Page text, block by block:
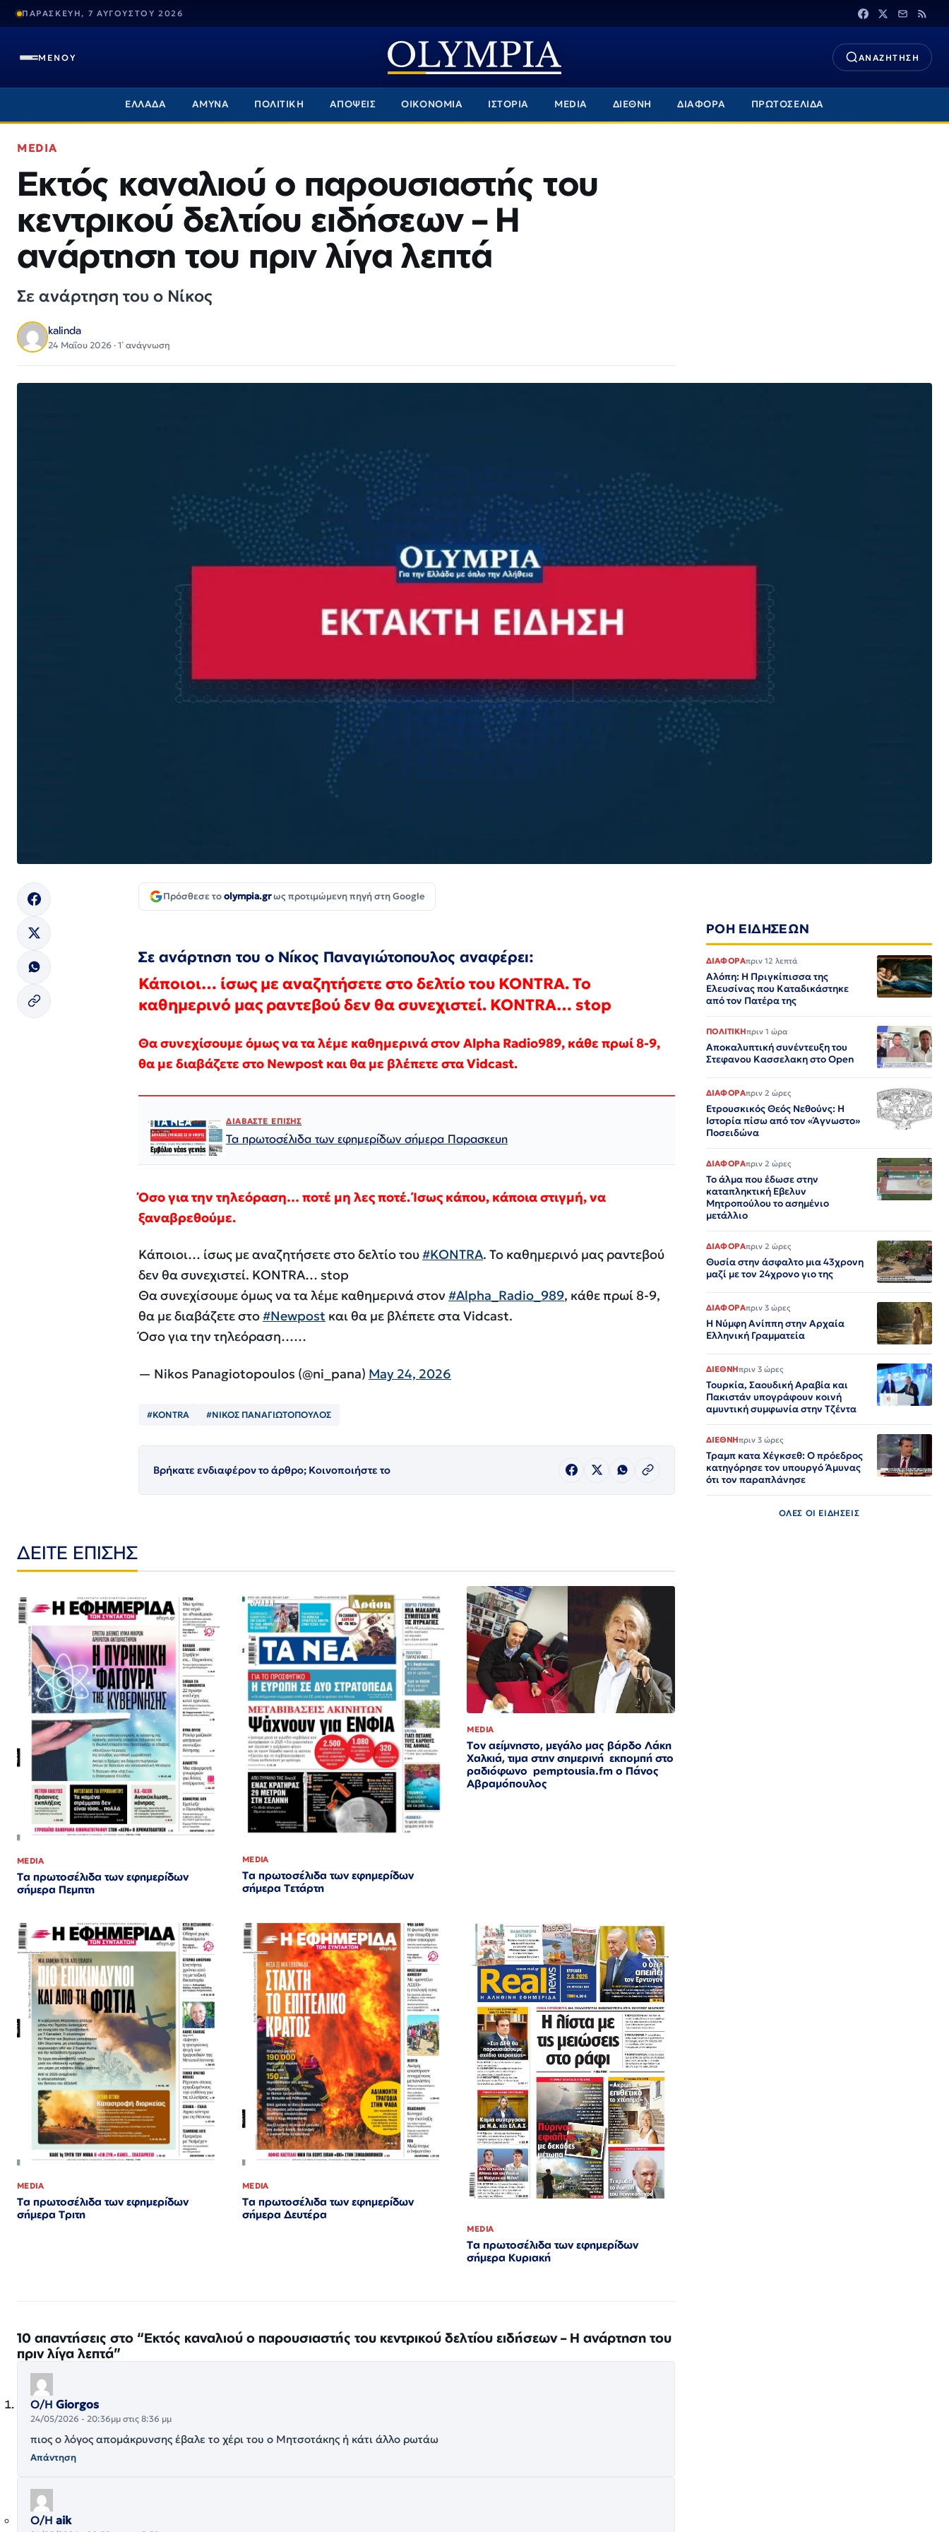
ΠΑΡΑΣΚΕΥΗ, 7 ΑΥΓΟΥΣΤΟΥ 2026
ΜΕΝΟΥ ΑΝΑΖΗΤΗΣΗ
ΕΛΛΑΔΑ ΑΜΥΝΑ ΠΟΛΙΤΙΚΗ ΑΠΟΨΕΙΣ ΟΙΚΟΝΟΜΙΑ ΙΣΤΟΡΙΑ MEDIA ΔΙΕΘΝΗ ΔΙΑΦΟΡΑ ΠΡΩΤΟΣΕΛΙΔΑ
MEDIA
Εκτός καναλιού ο παρουσιαστής του
κεντρικού δελτίου ειδήσεων – Η
ανάρτηση του πριν λίγα λεπτά
Σε ανάρτηση του ο Νίκος
kalinda
24 Μαΐου 2026 · 1΄ ανάγνωση
Πρόσθεσε τοolympia.grως προτιμώμενη πηγή στη Google
Σε ανάρτηση του ο Νίκος Παναγιώτοπουλος αναφέρει:
Κάποιοι… ίσως με αναζητήσετε στο δελτίο του KONTRA. Το
καθημερινό μας ραντεβού δεν θα συνεχιστεί. KONTRA… stop
Θα συνεχίσουμε όμως να τα λέμε καθημερινά στον Alpha Radio989, κάθε πρωί 8-9,
θα με διαβάζετε στο Newpost και θα με βλέπετε στα Vidcast.
ΔΙΑΒΑΣΤΕ ΕΠΙΣΗΣ
Τα πρωτοσέλιδα των εφημερίδων σήμερα Παρασκευη
Όσο για την τηλεόραση… ποτέ μη λες ποτέ. Ίσως κάπου, κάποια στιγμή, να
ξαναβρεθούμε.
Κάποιοι… ίσως με αναζητήσετε στο δελτίο του#KONTRA. Το καθημερινό μας ραντεβού
δεν θα συνεχιστεί. KONTRA… stop
Θα συνεχίσουμε όμως να τα λέμε καθημερινά στον #Alpha_Radio_989, κάθε πρωί 8-9,
θα με διαβάζετε στο#Newpost και θα με βλέπετε στα Vidcast.
Όσο για την τηλεόραση……
— Nikos Panagiotopoulos (@ni_pana) May 24, 2026
#KONTRA #ΝΙΚΟΣ ΠΑΝΑΓΙΩΤΟΠΟΥΛΟΣ
Βρήκατε ενδιαφέρον το άρθρο; Κοινοποιήστε το
ΔΕΙΤΕ ΕΠΙΣΗΣ
MEDIA
Τα πρωτοσέλιδα των εφημερίδων
σήμερα Πεμπτη
MEDIA
Τα πρωτοσέλιδα των εφημερίδων
σήμερα Τετάρτη
MEDIA
Τον αείμνηστο, μεγάλο μας βάρδο Λάκη
Χαλκιά, τιμα στην σημερινή εκπομπή στο
ραδιόφωνο pemptousia.fm ο Πάνος
Αβραμόπουλος
MEDIA
Τα πρωτοσέλιδα των εφημερίδων
σήμερα Τριτη
MEDIA
Τα πρωτοσέλιδα των εφημερίδων
σήμερα Δευτέρα
MEDIA
Τα πρωτοσέλιδα των εφημερίδων
σήμερα Κυριακή
10 απαντήσεις στο “Εκτός καναλιού ο παρουσιαστής του κεντρικού δελτίου ειδήσεων – Η ανάρτηση του
πριν λίγα λεπτά”
Ο/Η Giorgos
24/05/2026 - 20:36μμ στις 8:36 μμ
πιος ο λόγος απομάκρυνσης έβαλε το χέρι του ο Μητσοτάκης ή κάτι άλλο ρωτάω
Απάντηση
Ο/Η aik
ΡΟΗ ΕΙΔΗΣΕΩΝ
ΔΙΑΦΟΡΑπριν 12 λεπτά
Αλόπη: Η Πριγκίπισσα της
Ελευσίνας που Καταδικάστηκε
από τον Πατέρα της
ΠΟΛΙΤΙΚΗπριν 1 ώρα
Αποκαλυπτική συνέντευξη του
Στεφανου Κασσελακη στο Open
ΔΙΑΦΟΡΑπριν 2 ώρες
Ετρουσκικός Θεός Νεθούνς: Η
Ιστορία πίσω από τον «Άγνωστο»
Ποσειδώνα
ΔΙΑΦΟΡΑπριν 2 ώρες
Το άλμα που έδωσε στην
καταπληκτική Εβελυν
Μητροπούλου το ασημένιο
μετάλλιο
ΔΙΑΦΟΡΑπριν 2 ώρες
Θυσία στην άσφαλτο μια 43χρονη
μαζί με τον 24χρονο γιο της
ΔΙΑΦΟΡΑπριν 3 ώρες
Η Νύμφη Ανίππη στην Αρχαία
Ελληνική Γραμματεία
ΔΙΕΘΝΗπριν 3 ώρες
Τουρκία, Σαουδική Αραβία και
Πακιστάν υπογράφουν κοινή
αμυντική συμφωνία στην Τζέντα
ΔΙΕΘΝΗπριν 3 ώρες
Τραμπ κατα Χέγκσεθ: Ο πρόεδρος
κατηγόρησε τον υπουργό Άμυνας
ότι τον παραπλάνησε
ΟΛΕΣ ΟΙ ΕΙΔΗΣΕΙΣ